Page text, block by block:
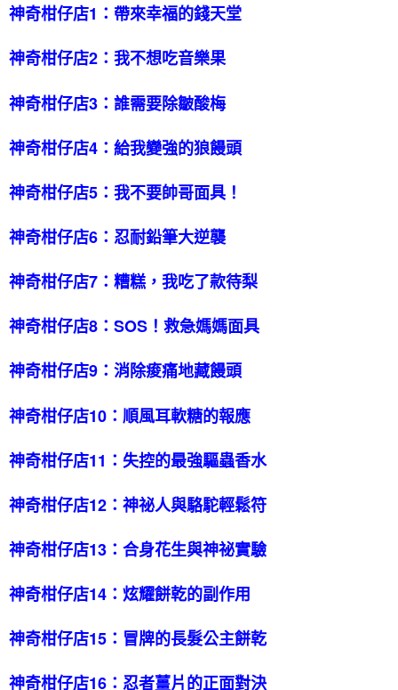
神奇柑仔店1：帶來幸福的錢天堂
神奇柑仔店2：我不想吃音樂果
神奇柑仔店3：誰需要除皺酸梅
神奇柑仔店4：給我變強的狼饅頭
神奇柑仔店5：我不要帥哥面具！
神奇柑仔店6：忍耐鉛筆大逆襲
神奇柑仔店7：糟糕，我吃了款待梨
神奇柑仔店8：SOS！救急媽媽面具
神奇柑仔店9：消除痠痛地藏饅頭
神奇柑仔店10：順風耳軟糖的報應
神奇柑仔店11：失控的最強驅蟲香水
神奇柑仔店12：神祕人與駱駝輕鬆符
神奇柑仔店13：合身花生與神祕實驗
神奇柑仔店14：炫耀餅乾的副作用
神奇柑仔店15：冒牌的長髮公主餅乾
神奇柑仔店16：忍者薑片的正面對決